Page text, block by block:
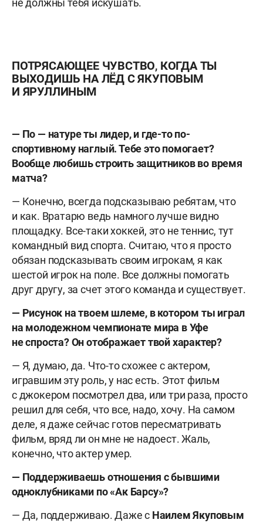
не должны тебя искушать.
ПОТРЯСАЮЩЕЕ ЧУВСТВО, КОГДА ТЫ
ВЫХОДИШЬ НА ЛЁД С ЯКУПОВЫМ
И ЯРУЛЛИНЫМ
— По — натуре ты лидер, и где-то по-
спортивному наглый. Тебе это помогает?
Вообще любишь строить защитников во время
матча?
— Конечно, всегда подсказываю ребятам, что
и как. Вратарю ведь намного лучше видно
площадку. Все-таки хоккей, это не теннис, тут
командный вид спорта. Считаю, что я просто
обязан подсказывать своим игрокам, я как
шестой игрок на поле. Все должны помогать
друг другу, за счет этого команда и существует.
— Рисунок на твоем шлеме, в котором ты играл
на молодежном чемпионате мира в Уфе
не спроста? Он отображает твой характер?
— Я, думаю, да. Что-то схожее с актером,
игравшим эту роль, у нас есть. Этот фильм
с джокером посмотрел два, или три раза, просто
решил для себя, что все, надо, хочу. На самом
деле, я даже сейчас готов пересматривать
фильм, вряд ли он мне не надоест. Жаль,
конечно, что актер умер.
— Поддерживаешь отношения с бывшими
одноклубниками по «Ак Барсу»?
— Да, поддерживаю. Даже с Наилем Якуповым